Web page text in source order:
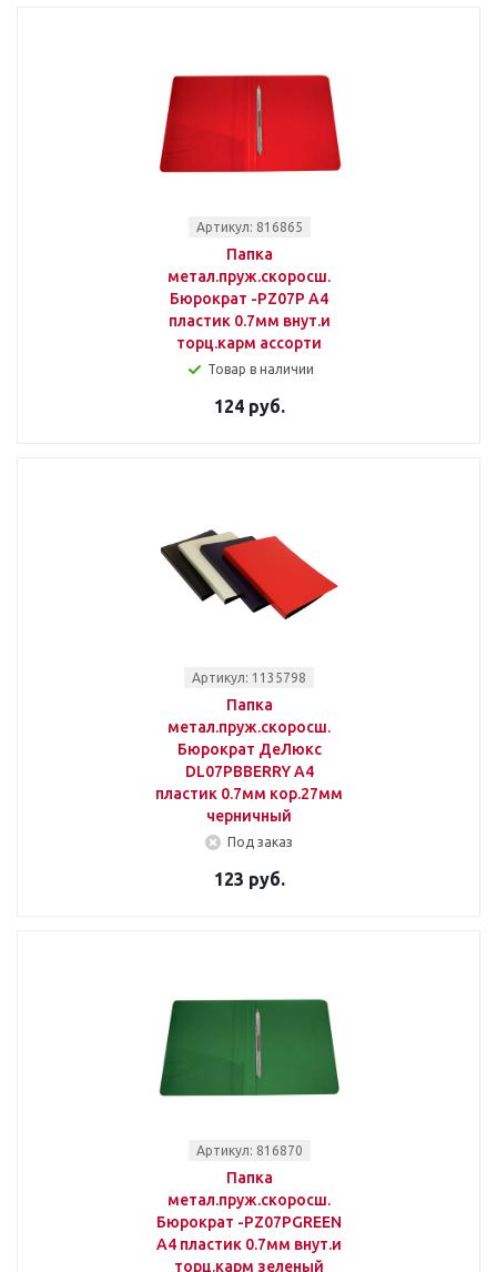
Артикул: 816865
Папка
метал.пруж.скоросш.
Бюрократ -PZ07P A4
пластик 0.7мм внут.и
торц.карм ассорти
Товар в наличии
124 руб.
Артикул: 1135798
Папка
метал.пруж.скоросш.
Бюрократ ДеЛюкс
DL07PBBERRY A4
пластик 0.7мм кор.27мм
черничный
Под заказ
123 руб.
Артикул: 816870
Папка
метал.пруж.скоросш.
Бюрократ -PZ07PGREEN
A4 пластик 0.7мм внут.и
торц.карм зеленый